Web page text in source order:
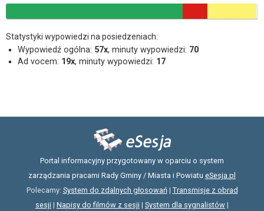
Statystyki wypowiedzi na posiedzeniach:
Wypowiedź ogólna: 57x, minuty wypowiedzi: 70
Ad vocem: 19x, minuty wypowiedzi: 17
Portal informacyjny przygotowany w oparciu o system
zarządzania pracami Rady Gminy / Miasta i Powiatu eSesja.pl
Polecamy: System do zdalnych głosowań| Transmisje z obrad
sesji | Napisy do filmów z sesji | System dla sygnalistów |